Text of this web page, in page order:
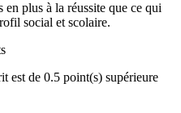
en plus à la réussite que ce qui
social et scolaire.
est de 0.5 point(s) supérieure